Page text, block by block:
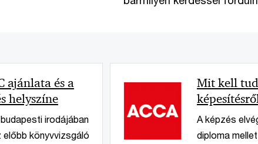
ajánlata és a
helyszíne
irodájában
előbb könyvvizsgáló
Mit kell
A képzés
diploma